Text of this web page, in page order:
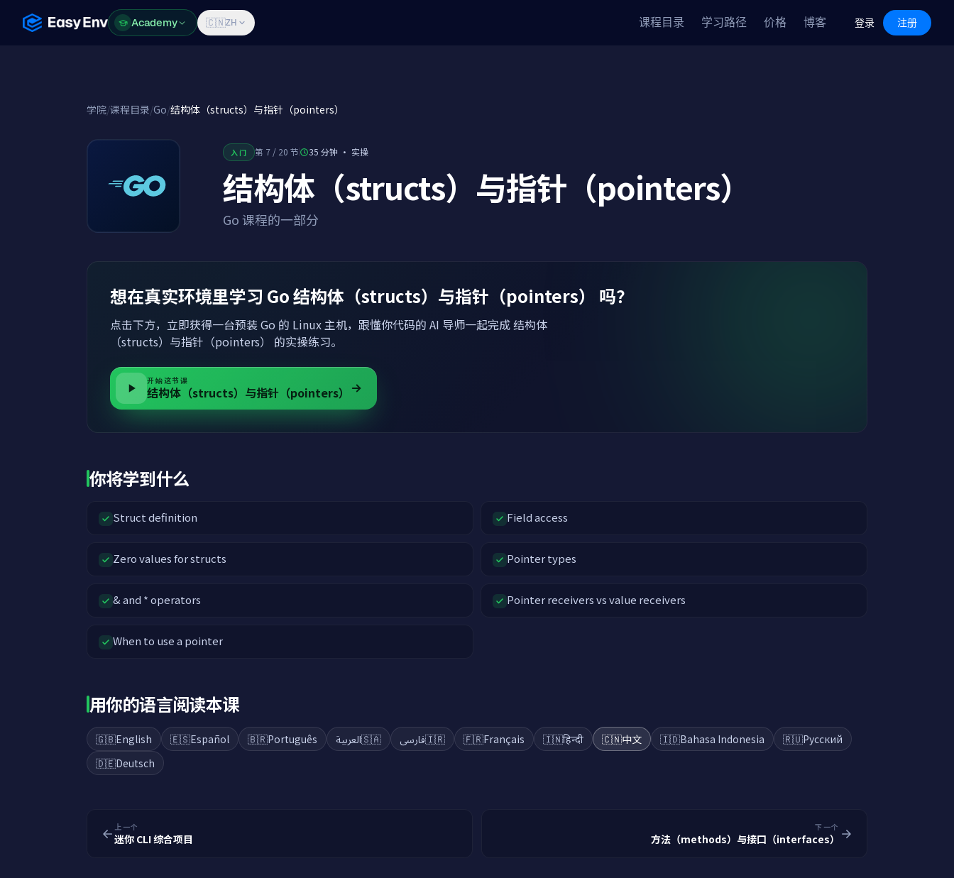
Academy Features Pricing Blog Log in Sign Up
Academy 🇨🇳ZH 课程目录 学习路径 价格 博客 登录 注册
学院/课程目录/Go/结构体（structs）与指针（pointers）
入门 第 7 / 20 节 35 分钟 · 实操
结构体（structs）与指针（pointers）
Go 课程的一部分
想在真实环境里学习 Go 结构体（structs）与指针（pointers） 吗？
点击下方，立即获得一台预装 Go 的 Linux 主机，跟懂你代码的 AI 导师一起完成 结构体
（structs）与指针（pointers） 的实操练习。
开始这节课
结构体（structs）与指针（pointers）
你将学到什么
Struct definition Field access
Zero values for structs Pointer types
& and * operators Pointer receivers vs value receivers
When to use a pointer
用你的语言阅读本课
🇬🇧English 🇪🇸Español 🇧🇷Português 🇸🇦العربية 🇮🇷فارسی 🇫🇷Français 🇮🇳हिन्दी 🇨🇳中文 🇮🇩Bahasa Indonesia 🇷🇺Русский
🇩🇪Deutsch
上一个
迷你 CLI 综合项目
下一个
方法（methods）与接口（interfaces）